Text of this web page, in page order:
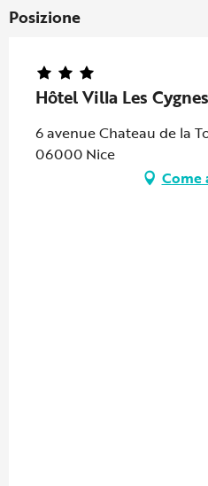
Posizione
Hôtel Villa Les Cygnes
6 avenue Chateau de la
06000 Nice
Come